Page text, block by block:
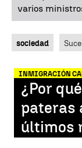
varios
sociedad
INMIGRACIÓN
¿Por
pateras
últimos